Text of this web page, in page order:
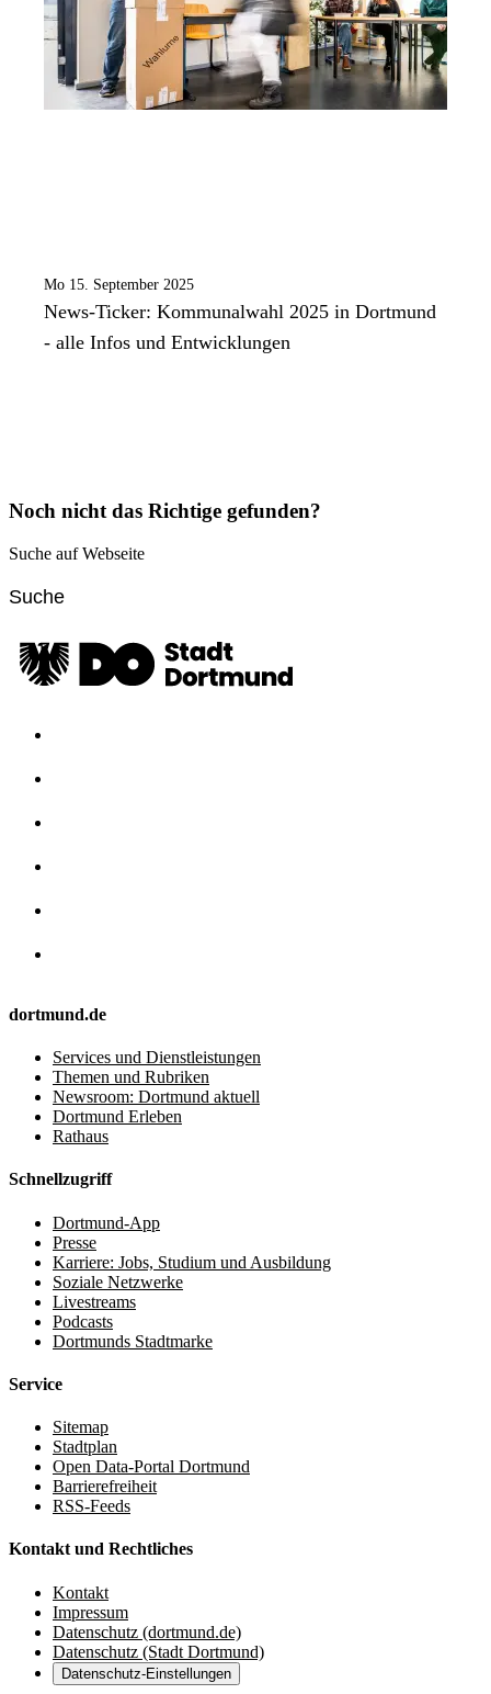
Mo 15. September 2025
News-Ticker: Kommunalwahl 2025 in Dortmund
- alle Infos und Entwicklungen
Noch nicht das Richtige gefunden?
Suche auf Webseite
dortmund.de
Services und Dienstleistungen
Themen und Rubriken
Newsroom: Dortmund aktuell
Dortmund Erleben
Rathaus
Schnellzugriff
Dortmund-App
Presse
Karriere: Jobs, Studium und Ausbildung
Soziale Netzwerke
Livestreams
Podcasts
Dortmunds Stadtmarke
Service
Sitemap
Stadtplan
Open Data-Portal Dortmund
Barrierefreiheit
RSS-Feeds
Kontakt und Rechtliches
Kontakt
Impressum
Datenschutz (dortmund.de)
Datenschutz (Stadt Dortmund)
Datenschutz-Einstellungen